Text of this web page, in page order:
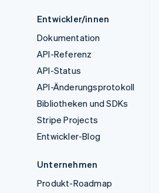
Entwickler/innen
Dokumentation
API-Referenz
API-Status
API-Änderungsprotokoll
Bibliotheken und SDKs
Stripe Projects
Entwickler-Blog
Unternehmen
Produkt-Roadmap